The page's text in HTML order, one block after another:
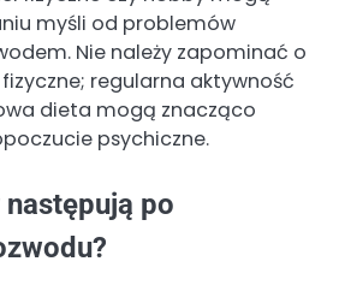
myśli od problemów
Nie należy zapominać o
regularna aktywność
dieta mogą znacząco
psychiczne.
po